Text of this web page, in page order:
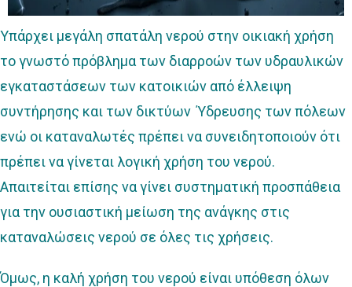
Υπάρχει μεγάλη σπατάλη νερού στην οικιακή χρήση
το γνωστό πρόβλημα των διαρροών των υδραυλικών
εγκαταστάσεων των κατοικιών από έλλειψη
συντήρησης και των δικτύων Ύδρευσης των πόλεων
ενώ οι καταναλωτές πρέπει να συνειδητοποιούν ότι
πρέπει να γίνεται λογική χρήση του νερού.
Απαιτείται επίσης να γίνει συστηματική προσπάθεια
για την ουσιαστική μείωση της ανάγκης στις
καταναλώσεις νερού σε όλες τις χρήσεις.
Όμως, η καλή χρήση του νερού είναι υπόθεση όλων